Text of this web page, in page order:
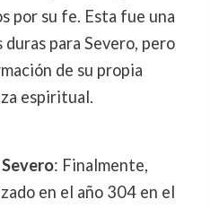
por su fe. Esta fue una
duras para Severo, pero
de su propia
espiritual.
: Finalmente,
en el año 304 en el